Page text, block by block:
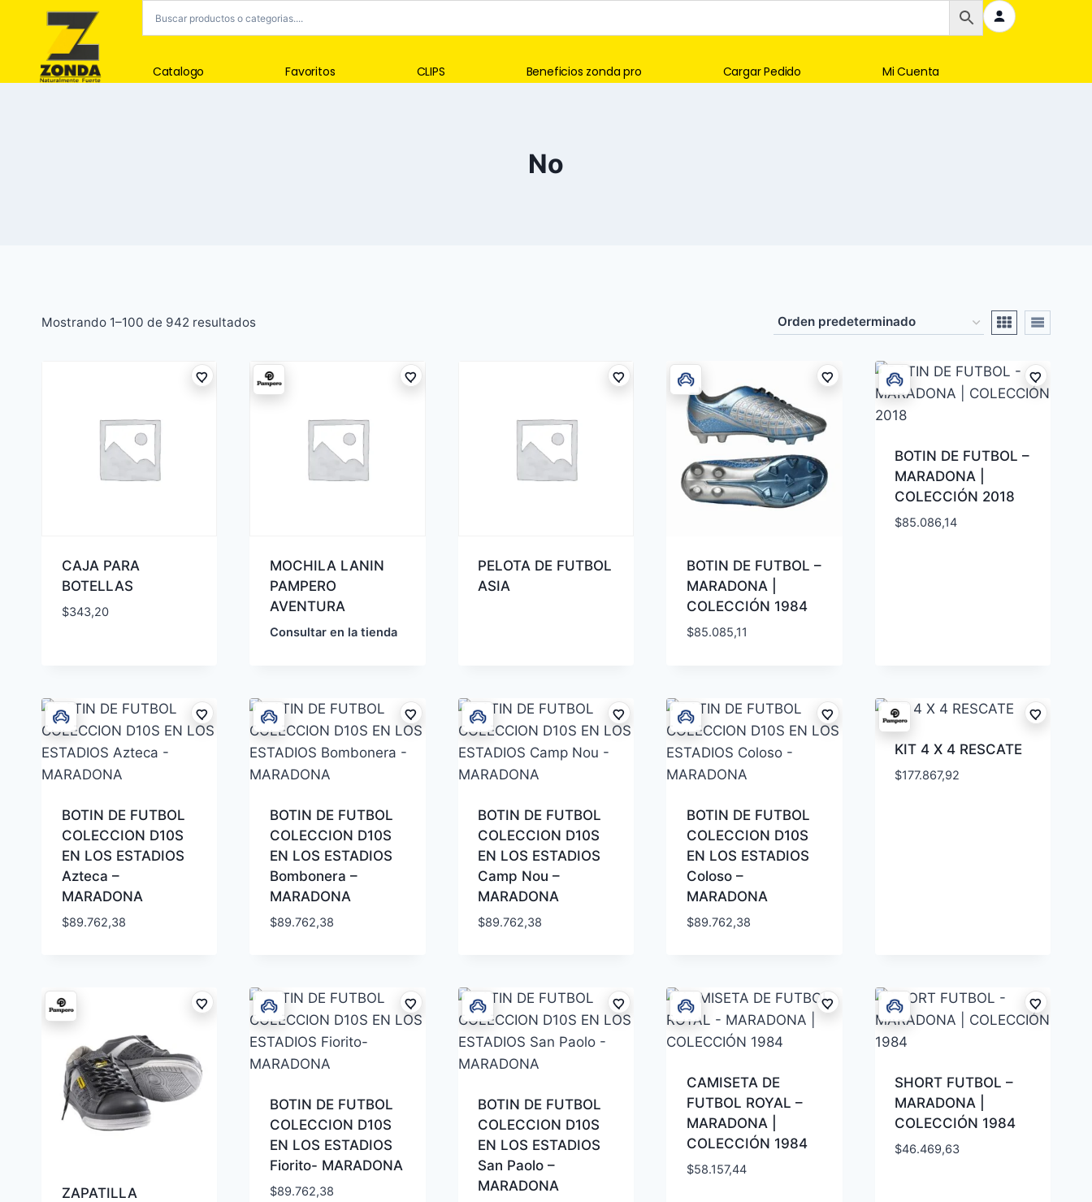
Catalogo Favoritos CLIPS Beneficios zonda pro Cargar Pedido Mi Cuenta
No
Mostrando 1–100 de 942 resultados
CAJA PARA
BOTELLAS
$343,20
MOCHILA LANIN
PAMPERO
AVENTURA
Consultar en la tienda
PELOTA DE FUTBOL
ASIA
BOTIN DE FUTBOL –
MARADONA |
COLECCIÓN 1984
$85.085,11
BOTIN DE FUTBOL –
MARADONA |
COLECCIÓN 2018
$85.086,14
BOTIN DE FUTBOL
COLECCION D10S
EN LOS ESTADIOS
Azteca –
MARADONA
$89.762,38
BOTIN DE FUTBOL
COLECCION D10S
EN LOS ESTADIOS
Bombonera –
MARADONA
$89.762,38
BOTIN DE FUTBOL
COLECCION D10S
EN LOS ESTADIOS
Camp Nou –
MARADONA
$89.762,38
BOTIN DE FUTBOL
COLECCION D10S
EN LOS ESTADIOS
Coloso –
MARADONA
$89.762,38
KIT 4 X 4 RESCATE
$177.867,92
ZAPATILLA
BOTIN DE FUTBOL
COLECCION D10S
EN LOS ESTADIOS
Fiorito- MARADONA
$89.762,38
BOTIN DE FUTBOL
COLECCION D10S
EN LOS ESTADIOS
San Paolo –
MARADONA
CAMISETA DE
FUTBOL ROYAL –
MARADONA |
COLECCIÓN 1984
$58.157,44
SHORT FUTBOL –
MARADONA |
COLECCIÓN 1984
$46.469,63